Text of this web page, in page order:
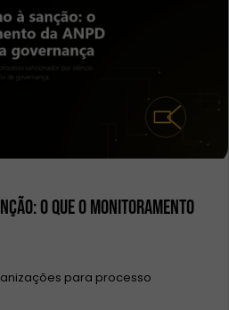
o que o monitoramento
para processo